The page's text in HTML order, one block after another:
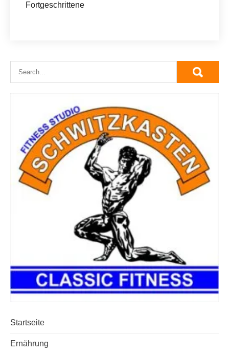
Fortgeschrittene
Startseite
Ernährung